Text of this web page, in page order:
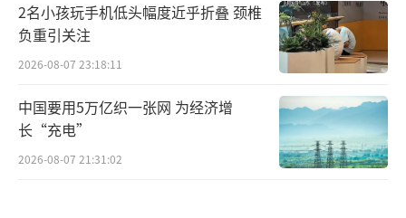
2名小孩玩手机低头幅度近乎折叠 颈椎
负重引关注
2026-08-07 23:18:11
中国要用5万亿织一张网 为经济增
长“充电”
2026-08-07 21:31:02